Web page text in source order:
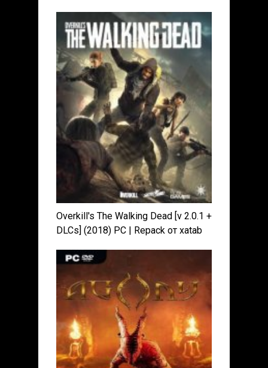
Overkill's The Walking Dead [v 2.0.1 +
DLCs] (2018) PC | Repack от xatab